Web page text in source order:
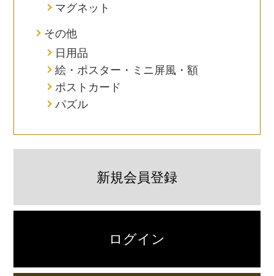
マグネット
その他
日用品
絵・ポスター・ミニ屏風・額
ポストカード
パズル
新規会員登録
ログイン